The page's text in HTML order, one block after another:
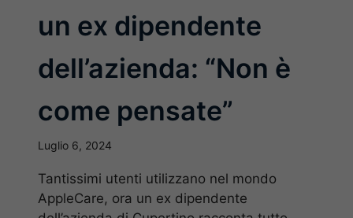
un ex dipendente
dell’azienda: “Non è
come pensate”
Luglio 6, 2024
Tantissimi utenti utilizzano nel mondo
AppleCare, ora un ex dipendente